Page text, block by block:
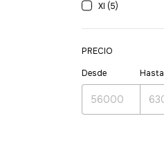
Xl (5)
PRECIO
Desde
Hasta